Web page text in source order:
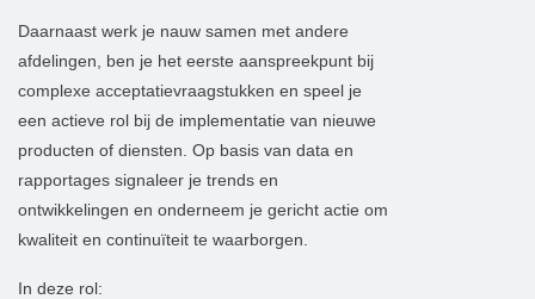
Daarnaast werk je nauw samen met andere
afdelingen, ben je het eerste aanspreekpunt bij
complexe acceptatievraagstukken en speel je
een actieve rol bij de implementatie van nieuwe
producten of diensten. Op basis van data en
rapportages signaleer je trends en
ontwikkelingen en onderneem je gericht actie om
kwaliteit en continuïteit te waarborgen.
In deze rol: